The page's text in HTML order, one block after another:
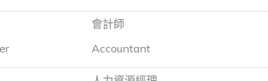
會計師
Accountant